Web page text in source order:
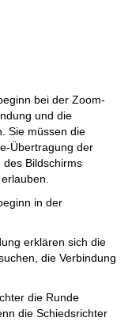
bei der Zoom-
und die
Sie müssen die
Übertragung der
Bildschirms
in der
erklären sich die
die Verbindung
die Runde
die Schiedsrichter